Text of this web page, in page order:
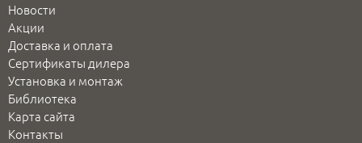
Новости
Акции
Доставка и оплата
Сертификаты дилера
Установка и монтаж
Библиотека
Карта сайта
Контакты